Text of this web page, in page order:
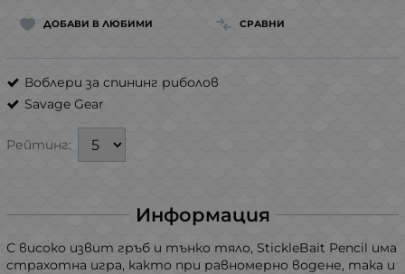
ДОБАВИ В ЛЮБИМИ СРАВНИ
Воблери за спининг риболов
Savage Gear
Рейтинг:
Информация
С високо извит гръб и тънко тяло, StickleBait Pencil има
страхотна игра, както при равномерно водене, така и